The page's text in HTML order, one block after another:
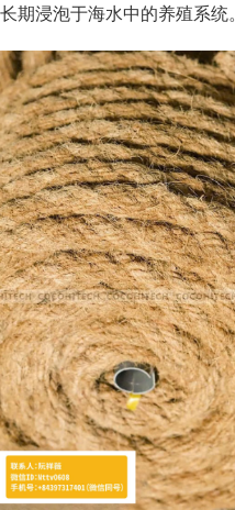
期浸泡于海水中的养殖系统。